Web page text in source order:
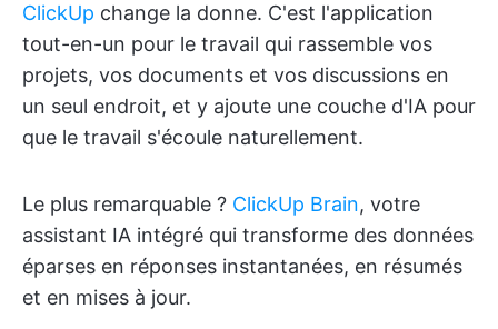
ClickUp change la donne. C'est l'application
tout-en-un pour le travail qui rassemble vos
projets, vos documents et vos discussions en
un seul endroit, et y ajoute une couche d'IA pour
que le travail s'écoule naturellement.
Le plus remarquable ? ClickUp Brain, votre
assistant IA intégré qui transforme des données
éparses en réponses instantanées, en résumés
et en mises à jour.